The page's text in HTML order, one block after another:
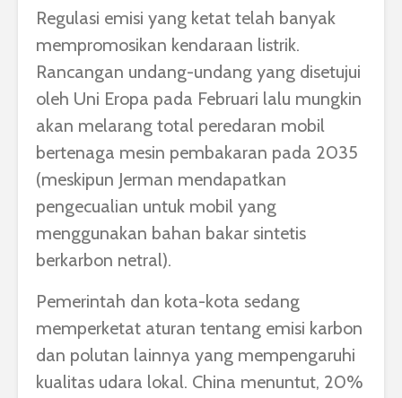
Regulasi emisi yang ketat telah banyak
mempromosikan kendaraan listrik.
Rancangan undang-undang yang disetujui
oleh Uni Eropa pada Februari lalu mungkin
akan melarang total peredaran mobil
bertenaga mesin pembakaran pada 2035
(meskipun Jerman mendapatkan
pengecualian untuk mobil yang
menggunakan bahan bakar sintetis
berkarbon netral).
Pemerintah dan kota-kota sedang
memperketat aturan tentang emisi karbon
dan polutan lainnya yang mempengaruhi
kualitas udara lokal. China menuntut, 20%